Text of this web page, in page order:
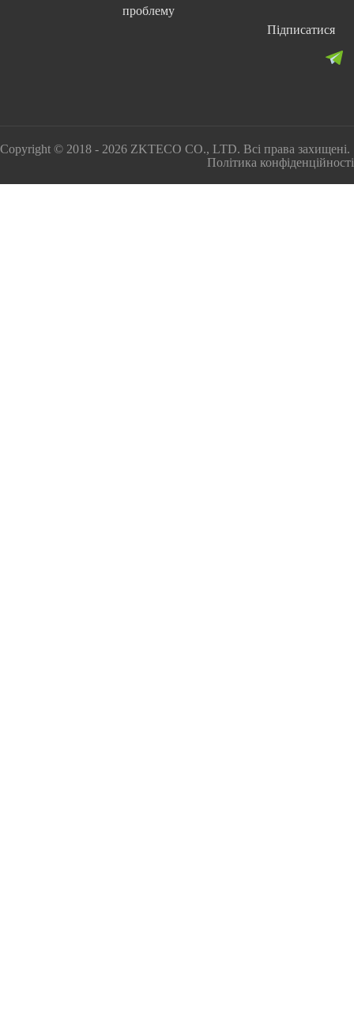
проблему
Підписатися
Copyright © 2018 - 2026 ZKTECO CO., LTD. Всі права захищені.
Політика конфіденційності